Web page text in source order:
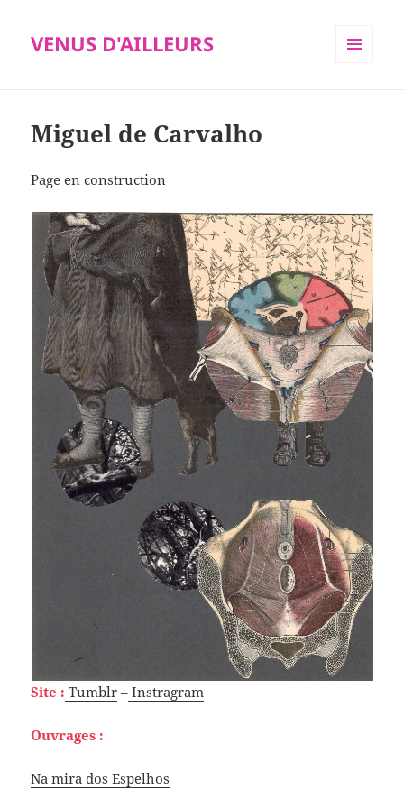
VENUS D'AILLEURS
Miguel de Carvalho
Page en construction
Site : Tumblr – Instragram
Ouvrages :
Na mira dos Espelhos